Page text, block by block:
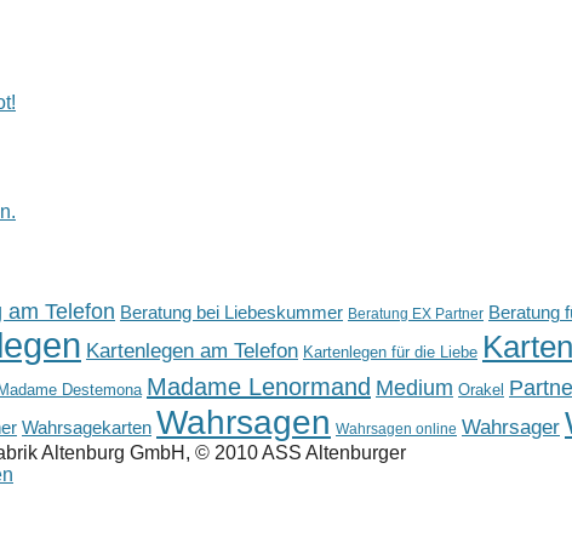
am Telefon Beratung bei Liebeskummer Beratung EX Partner Beratung
Kartenlegen am Telefon Kartenlegen für die Liebe
Destemona Madame Lenormand Medium Orakel
Wahrsagekarten Wahrsagen Wahrsagen online Wahrsager
Altenburg GmbH, © 2010 ASS Altenburger